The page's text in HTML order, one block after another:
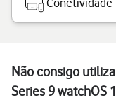
Conetividade
Não consigo
Series 9 watchOS